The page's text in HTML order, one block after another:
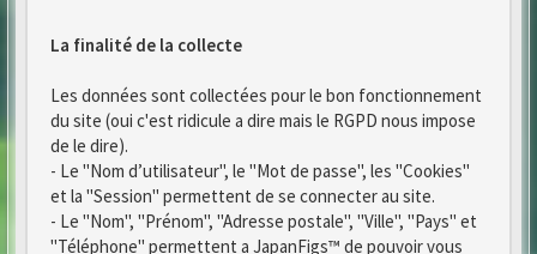
La finalité de la collecte
Les données sont collectées pour le bon fonctionnement
du site (oui c'est ridicule a dire mais le RGPD nous impose
de le dire).
- Le "Nom d’utilisateur", le "Mot de passe", les "Cookies"
et la "Session" permettent de se connecter au site.
- Le "Nom", "Prénom", "Adresse postale", "Ville", "Pays" et
"Téléphone" permettent a JapanFigs™ de pouvoir vous